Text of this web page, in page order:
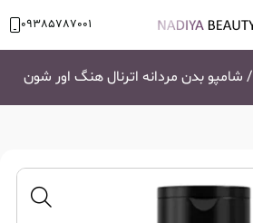
09385787001
/ شامپو بدن مردانه اترنال هنگ اور شون